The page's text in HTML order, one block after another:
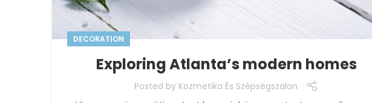
DECORATION
Exploring Atlanta’s modern homes
Posted by Kozmetika És Szépségszalon